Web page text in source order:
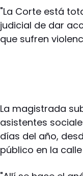
"La Corte está
judicial de dar
que sufren
La magistrada
asistentes
días del año,
público en la